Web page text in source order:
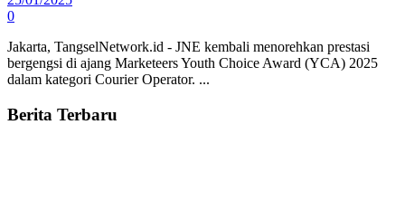
0
Jakarta, TangselNetwork.id - JNE kembali menorehkan prestasi
bergengsi di ajang Marketeers Youth Choice Award (YCA) 2025
dalam kategori Courier Operator. ...
Berita Terbaru